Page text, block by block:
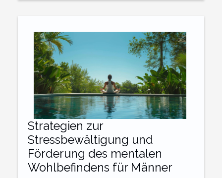
Strategien zur
Stressbewältigung und
Förderung des mentalen
Wohlbefindens für Männer